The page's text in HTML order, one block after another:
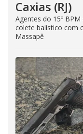
Caxias (RJ)
Agentes do 15º
colete balístico com
Massapê